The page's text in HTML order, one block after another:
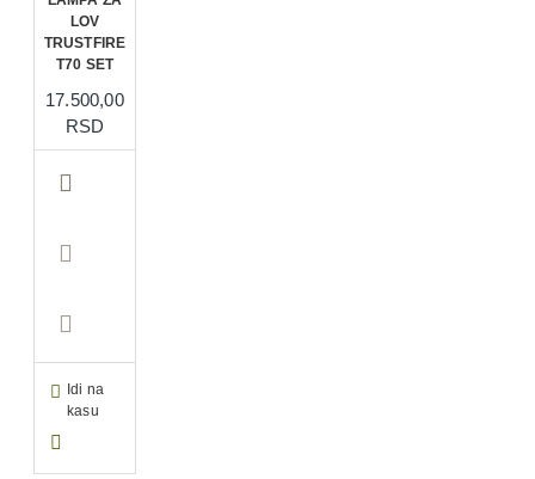
LOV
TRUSTFIRE
T70 SET
17.500,00
RSD
Idi na
kasu